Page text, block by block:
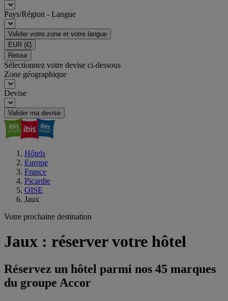
Pays/Région - Langue
Valider votre zone et votre langue
EUR (€)
Retour
Sélectionnez votre devise ci-dessous
Zone géographique
Devise
Valider ma devise
Hôtels
Europe
France
Picardie
OISE
Jaux
Votre prochaine destination
Jaux : réserver votre hôtel
Réservez un hôtel parmi nos 45 marques
du groupe Accor